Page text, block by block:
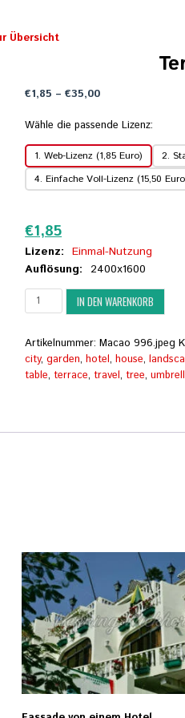
Übersicht
€1,85 –€35,00Preisspanne:
bis
€35,00
Wähle die passende Lizenz:
1. Web-Lizenz (1,85 Euro)
2.
4. Einfache Voll-Lizenz (15,50
€1,85
Lizenz: Einmal-Nutzung
Auflösung: 2400x1600
Terrasse
eines
Menge
IN DEN WARENKORB
Artikelnummer:Macao 996.jpeg
city,garden,hotel,house,
table,terrace,travel,tree,